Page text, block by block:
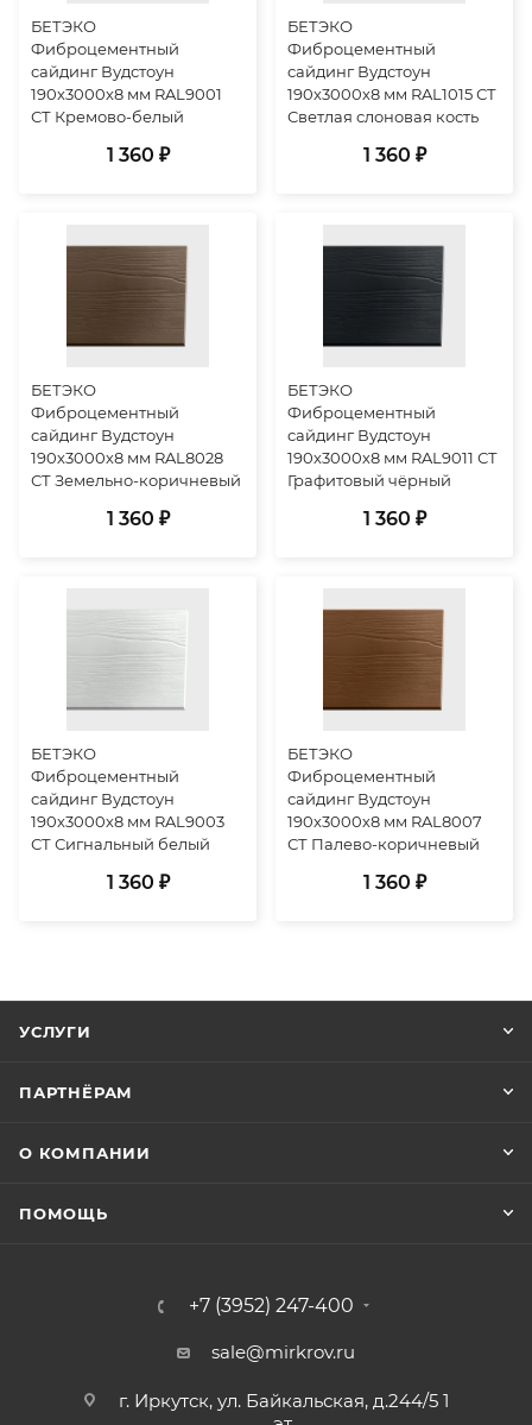
БЕТЭКО
Фиброцементный
сайдинг Вудстоун
190х3000х8 мм RAL9001
СТ Кремово-белый
1 360 ₽
БЕТЭКО
Фиброцементный
сайдинг Вудстоун
190х3000х8 мм RAL1015 СТ
Светлая слоновая кость
1 360 ₽
БЕТЭКО
Фиброцементный
сайдинг Вудстоун
190х3000х8 мм RAL8028
СТ Земельно-коричневый
1 360 ₽
БЕТЭКО
Фиброцементный
сайдинг Вудстоун
190х3000х8 мм RAL9011 СТ
Графитовый чёрный
1 360 ₽
БЕТЭКО
Фиброцементный
сайдинг Вудстоун
190х3000х8 мм RAL9003
СТ Сигнальный белый
1 360 ₽
БЕТЭКО
Фиброцементный
сайдинг Вудстоун
190х3000х8 мм RAL8007
СТ Палево-коричневый
1 360 ₽
УСЛУГИ
ПАРТНЁРАМ
О КОМПАНИИ
ПОМОЩЬ
+7 (3952) 247-400
sale@mirkrov.ru
г. Иркутск, ул. Байкальская, д.244/5 1